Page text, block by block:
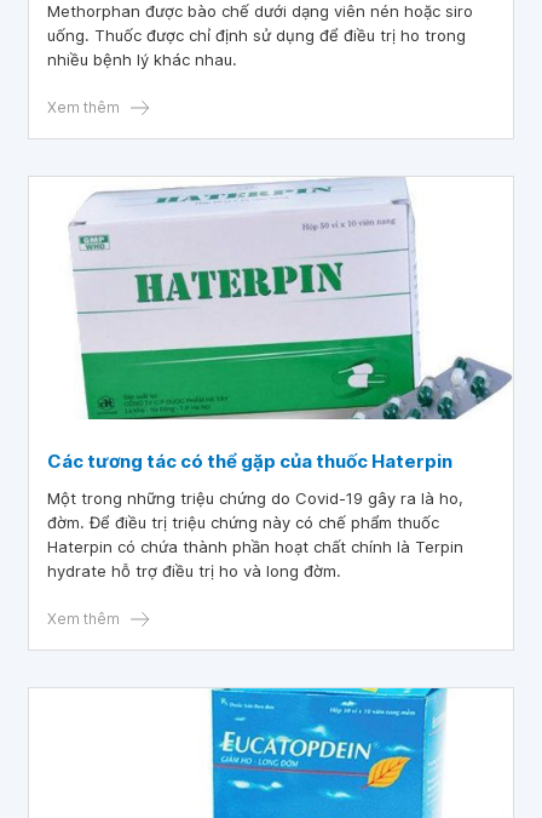
Methorphan được bào chế dưới dạng viên nén hoặc siro
uống. Thuốc được chỉ định sử dụng để điều trị ho trong
nhiều bệnh lý khác nhau.
Xem thêm
Các tương tác có thể gặp của thuốc Haterpin
Một trong những triệu chứng do Covid-19 gây ra là ho,
đờm. Để điều trị triệu chứng này có chế phẩm thuốc
Haterpin có chứa thành phần hoạt chất chính là Terpin
hydrate hỗ trợ điều trị ho và long đờm.
Xem thêm